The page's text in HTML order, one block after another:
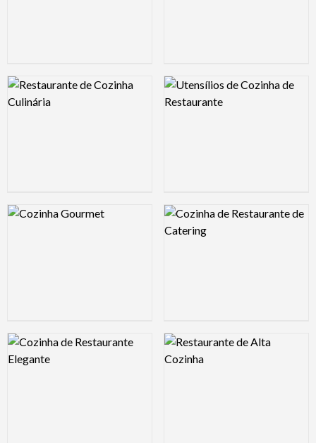
Logo Preview Image Logo Preview Image
Logo Preview Image Logo Preview Image
Logo Preview Image Logo Preview Image